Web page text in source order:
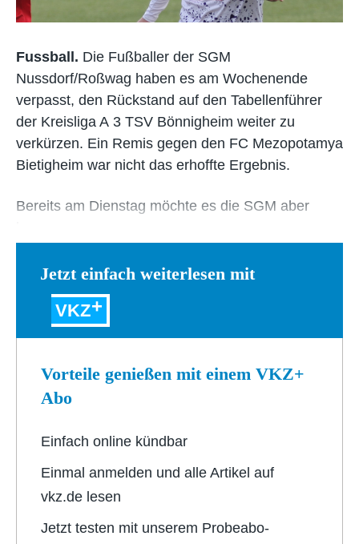
Fussball. Die Fußballer der SGM
Nussdorf/Roßwag haben es am Wochenende
verpasst, den Rückstand auf den Tabellenführer
der Kreisliga A 3 TSV Bönnigheim weiter zu
verkürzen. Ein Remis gegen den FC Mezopotamya
Bietigheim war nicht das erhoffte Ergebnis.
Bereits am Dienstag möchte es die SGM aber
Jetzt einfach weiterlesen mit
VKZ
Vorteile genießen mit einem VKZ+
Abo
Einfach online kündbar
Einmal anmelden und alle Artikel auf
vkz.de lesen
Jetzt testen mit unserem Probeabo-